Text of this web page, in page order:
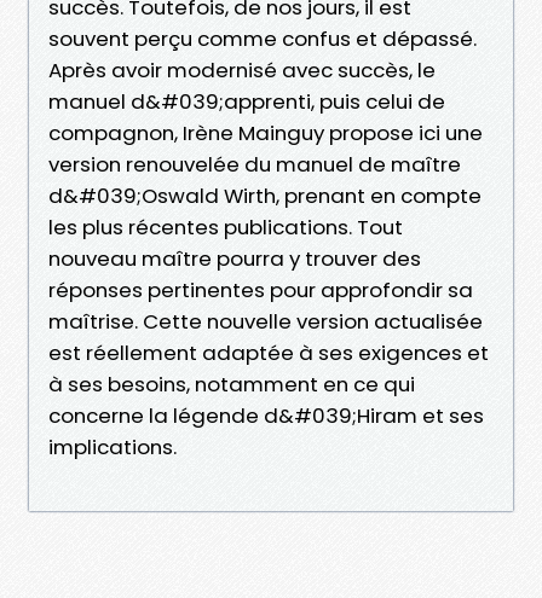
succès. Toutefois, de nos jours, il est
souvent perçu comme confus et dépassé.
Après avoir modernisé avec succès, le
manuel d&#039;apprenti, puis celui de
compagnon, Irène Mainguy propose ici une
version renouvelée du manuel de maître
d&#039;Oswald Wirth, prenant en compte
les plus récentes publications. Tout
nouveau maître pourra y trouver des
réponses pertinentes pour approfondir sa
maîtrise. Cette nouvelle version actualisée
est réellement adaptée à ses exigences et
à ses besoins, notamment en ce qui
concerne la légende d&#039;Hiram et ses
implications.